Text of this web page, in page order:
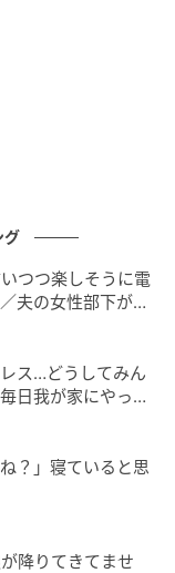
グ
つつ楽しそうに電
夫の女性部下が気
ス…どうしてみん
日我が家にやって
？」寝ていると思
降りてきてませ